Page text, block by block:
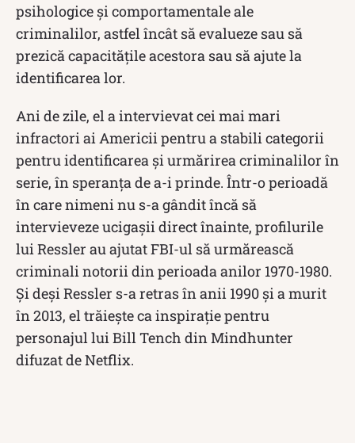
psihologice și comportamentale ale
criminalilor, astfel încât să evalueze sau să
prezică capacitățile acestora sau să ajute la
identificarea lor.
Ani de zile, el a intervievat cei mai mari
infractori ai Americii pentru a stabili categorii
pentru identificarea și urmărirea criminalilor în
serie, în speranța de a-i prinde. Într-o perioadă
în care nimeni nu s-a gândit încă să
intervieveze ucigașii direct înainte, profilurile
lui Ressler au ajutat FBI-ul să urmărească
criminali notorii din perioada anilor 1970-1980.
Și deși Ressler s-a retras în anii 1990 și a murit
în 2013, el trăiește ca inspirație pentru
personajul lui Bill Tench din Mindhunter
difuzat de Netflix.